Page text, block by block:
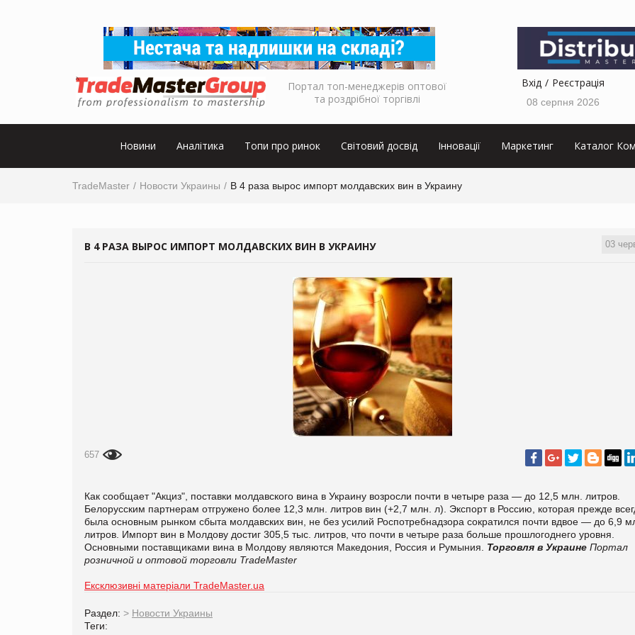
Портал топ-менеджерів оптової
та роздрібної торгівлі
Вхід Реєстрація
08 серпня 2026
Новини Аналітика Топи про ринок Світовий досвід Інновації Маркетинг Каталог
TradeMaster Новости Украины В 4 раза вырос импорт молдавских вин в Украину
03
В 4 РАЗА ВЫРОС ИМПОРТ МОЛДАВСКИХ ВИН В УКРАИНУ
657
Как сообщает "Акциз", поставки молдавского вина в Украину возросли почти в четыре раза — до 12,5 млн. литров.
Белорусским партнерам отгружено более 12,3 млн. литров вин (+2,7 млн. л). Экспорт в Россию, которая прежде
была основным рынком сбыта молдавских вин, не без усилий Роспотребнадзора сократился почти вдвое — до 6,9
литров. Импорт вин в Молдову достиг 305,5 тыс. литров, что почти в четыре раза больше прошлогоднего уровня.
Основными поставщиками вина в Молдову являются Македония, Россия и Румыния. Торговля в Украине Портал
розничной и оптовой торговли TradeMaster
Ексклюзивні матеріали TradeMaster.ua
Раздел: > Новости Украины
Теги: